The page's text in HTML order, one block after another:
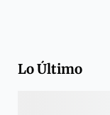
Lo Último